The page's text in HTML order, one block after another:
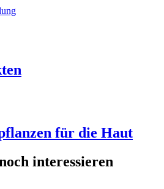
für die Haut
interessieren